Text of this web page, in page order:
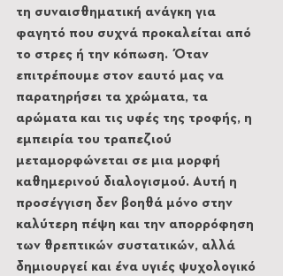
τη συναισθηματική ανάγκη για
φαγητό που συχνά προκαλείται από
το στρες ή την κόπωση. Όταν
επιτρέπουμε στον εαυτό μας να
παρατηρήσει τα χρώματα, τα
αρώματα και τις υφές της τροφής, η
εμπειρία του τραπεζιού
μεταμορφώνεται σε μια μορφή
καθημερινού διαλογισμού. Αυτή η
προσέγγιση δεν βοηθά μόνο στην
καλύτερη πέψη και την απορρόφηση
των θρεπτικών συστατικών, αλλά
δημιουργεί και ένα υγιές ψυχολογικό